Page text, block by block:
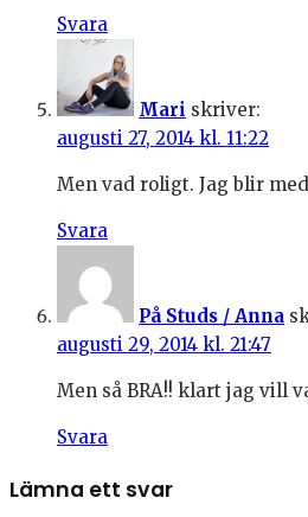
Svara
Mari skriver:
augusti 27, 2014 kl. 11:22
Men vad roligt. Jag blir
Svara
På Studs / Anna
augusti 29, 2014 kl. 21:47
Men så BRA!! klart jag vill
Svara
Lämna ett svar